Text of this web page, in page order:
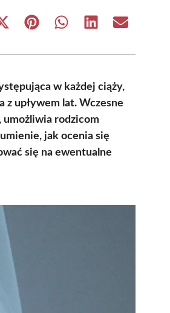
Share
(Twitter)
Share Share Share Share
w każdej ciąży,
upływem lat. Wczesne
umożliwia rodzicom
jak ocenia się
się na ewentualne